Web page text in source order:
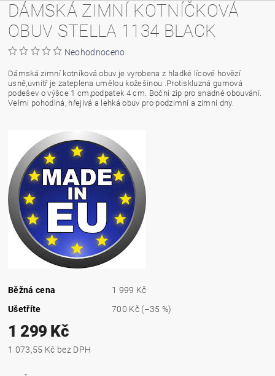
DÁMSKÁ ZIMNÍ KOTNÍČKOVÁ
OBUV STELLA 1134 BLACK
Neohodnoceno
Dámská zimní kotníková obuv je vyrobena z hladké lícové hovězí
usně,uvnitř je zateplena umělou kožešinou .Protiskluzná gumová
podešev o výšce 1 cm,podpatek 4 cm. Boční zip pro snadné obouvání.
Velmi pohodlná, hřejivá a lehká obuv pro podzimní a zimní dny.
Běžná cena
1 999 Kč
Ušetříte
700 Kč (–35 %)
1 299 Kč
1 073,55 Kč bez DPH